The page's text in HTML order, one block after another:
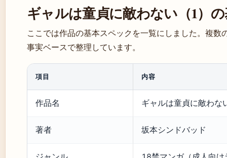
ギャルは童貞に敵わない（1）
ここでは作品の基本スペックを一覧にしました。複数
事実ベースで整理しています。
項目 内容
作品名 ギャルは童貞に敵わな
著者 坂本シンドバッド